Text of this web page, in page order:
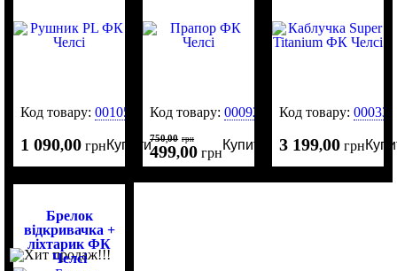
Код товару:0010573
1 090,00 грнКупити
Код товару:0009259
750,00 грн
499,00 грн
Купити
Код товару:
3 199,00 грн
Брелок
відкривачка +
ліхтарик ФК
Челсі